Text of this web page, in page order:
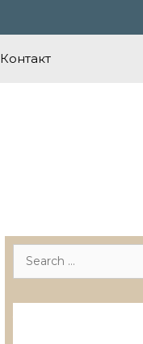
Контакт
Search